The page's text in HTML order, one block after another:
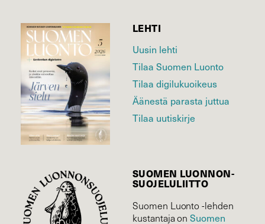
LEHTI
Uusin lehti
Tilaa Suomen Luonto
Tilaa digilukuoikeus
Äänestä parasta juttua
Tilaa uutiskirje
SUOMEN LUONNON­
SUOJELU­LIITTO
Suomen Luonto -lehden
kustantaja onSuomen